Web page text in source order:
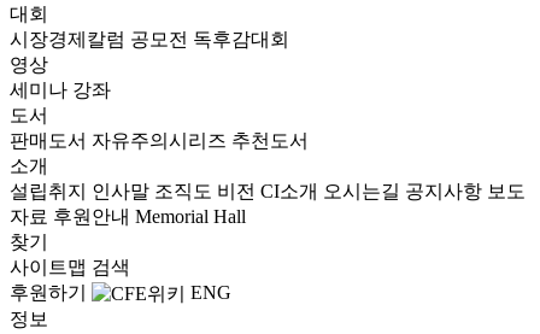
대회
시장경제칼럼 공모전 독후감대회
영상
세미나 강좌
도서
판매도서 자유주의시리즈 추천도서
소개
설립취지 인사말 조직도 비전 CI소개 오시는길 공지사항 보도
자료 후원안내 Memorial Hall
찾기
사이트맵 검색
후원하기
ENG
정보